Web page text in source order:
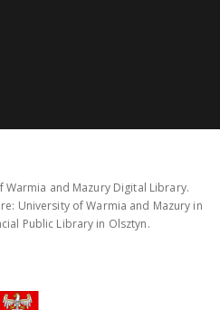
and Mazury Digital Library.
University of Warmia and Mazury in
Public Library in Olsztyn.